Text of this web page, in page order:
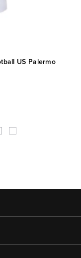
US Palermo